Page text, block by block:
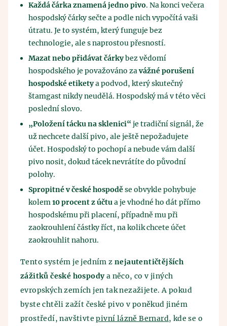
Každá čárka znamená jedno pivo. Na konci večera
hospodský čárky sečte a podle nich vypočítá vaši
útratu. Je to systém, který funguje bez
technologie, ale s naprostou přesností.
Mazat nebo přidávat čárkybez vědomí
hospodského je považováno zavážné porušení
hospodské etiketya podvod, který skutečný
štamgast nikdy neudělá. Hospodský má v této věci
poslední slovo.
„Položení tácku na sklenici“ je tradiční signál, že
už nechcete další pivo, ale ještě nepožadujete
účet. Hospodský to pochopí a nebude vám další
pivo nosit, dokud tácek nevrátíte do původní
polohy.
Spropitné v české hospoděse obvykle pohybuje
kolem10 procent z účtua je vhodné ho dát přímo
hospodskému při placení, případně mu při
zaokrouhlení částky říct, na kolik chcete účet
zaokrouhlit nahoru.
Tento systém je jedním z nejautentičtějších
zážitků české hospodya něco, co v jiných
evropských zemích jen tak nezažijete. A pokud
byste chtěli zažít české pivo v poněkud jiném
prostředí, navštivtepivní lázně Bernard, kde se o